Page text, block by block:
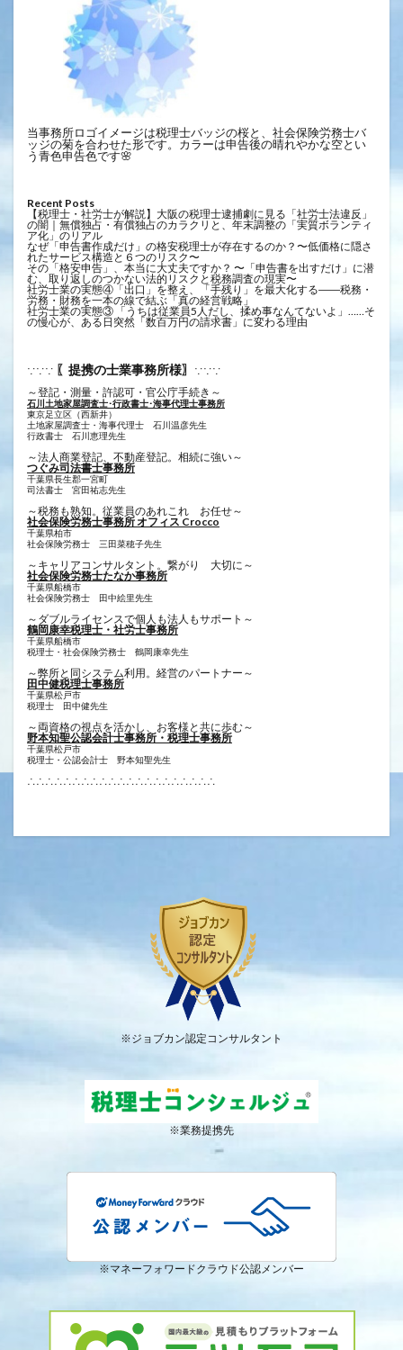
当事務所ロゴイメージは税理士バッジの桜と、社会保険労務士バ
ッジの菊を合わせた形です。カラーは申告後の晴れやかな空とい
う青色申告色です🌸
Recent Posts
【税理士・社労士が解説】大阪の税理士逮捕劇に見る「社労士法違反」
の闇｜無償独占・有償独占のカラクリと、年末調整の「実質ボランティ
ア化」のリアル
なぜ「申告書作成だけ」の格安税理士が存在するのか？〜低価格に隠さ
れたサービス構造と６つのリスク〜
その「格安申告」、本当に大丈夫ですか？ 〜「申告書を出すだけ」に潜
む、取り返しのつかない法的リスクと税務調査の現実〜
社労士業の実態④「出口」を整え、「手残り」を最大化する――税務・
労務・財務を一本の線で結ぶ「真の経営戦略」
社労士業の実態③ 「うちは従業員5人だし、揉め事なんてないよ」……そ
の慢心が、ある日突然「数百万円の請求書」に変わる理由
∵∵∵ 〖提携の士業事務所様〗
∵∵∵
～登記・測量・許認可・官公庁手続き～
石川土地家屋調査士･行政書士･海事代理士事務所
東京足立区（西新井）
土地家屋調査士・海事代理士 石川温彦先生
行政書士 ​石川恵理先生
～法人商業登記、不動産登記。相続に強い～
つぐみ司法書士事務所
千葉県長生郡一宮町
司法書士 宮田祐志先生
～税務も熟知。従業員のあれこれ お任せ～
社会保険労務士事務所 オフィス Crocco
千葉県柏市
社会保険労務士 三田菜穂子先生
～キャリアコンサルタント。繋がり 大切に～
社会保険労務士たなか事務所
千葉県船橋市
社会保険労務士 田中絵里先生
～ダブルライセンスで個人も法人もサポート～
鶴岡康幸税理士・社労士事務所
千葉県船橋市
税理士・社会保険労務士 鶴岡康幸先生
～弊所と同システム利用。経営のパートナー～
田中健税理士事務所
千葉県松戸市
税理士 田中健先生
～両資格の視点を活かし、お客様と共に歩む～
野本知聖公認会計士事務所・税理士事務所
千葉県松戸市
税理士・公認会計士 野本知聖先生
∴∴∴∴∴∴∴∴∴∴∴∴∴∴∴∴∴∴∴∴∴
※ジョブカン認定コンサルタント
※業務提携先
※マネーフォワードクラウド公認メンバー